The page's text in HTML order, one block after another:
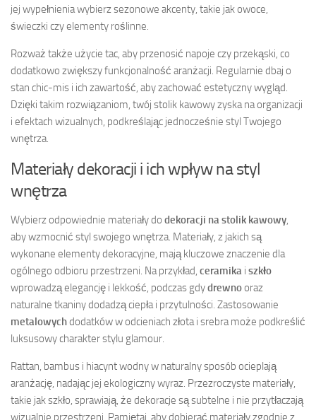
jej wypełnienia wybierz sezonowe akcenty, takie jak owoce,
świeczki czy elementy roślinne.
Rozważ także użycie tac, aby przenosić napoje czy przekąski, co
dodatkowo zwiększy funkcjonalność aranżacji. Regularnie dbaj o
stan chic-mis i ich zawartość, aby zachować estetyczny wygląd.
Dzięki takim rozwiązaniom, twój stolik kawowy zyska na organizacji
i efektach wizualnych, podkreślając jednocześnie styl Twojego
wnętrza.
Materiały dekoracji i ich wpływ na styl
wnętrza
Wybierz odpowiednie materiały do dekoracji na stolik kawowy,
aby wzmocnić styl swojego wnętrza. Materiały, z jakich są
wykonane elementy dekoracyjne, mają kluczowe znaczenie dla
ogólnego odbioru przestrzeni. Na przykład, ceramika i szkło
wprowadzą elegancję i lekkość, podczas gdydrewnooraz
naturalne tkaniny dodadzą ciepła i przytulności. Zastosowanie
metalowychdodatków w odcieniach złota i srebra może podkreślić
luksusowy charakter stylu glamour.
Rattan, bambus i hiacynt wodny w naturalny sposób ocieplają
aranżację, nadając jej ekologiczny wyraz. Przezroczyste materiały,
takie jak szkło, sprawiają, że dekoracje są subtelne i nie przytłaczają
wizualnie przestrzeni. Pamiętaj, aby dobierać materiały zgodnie z